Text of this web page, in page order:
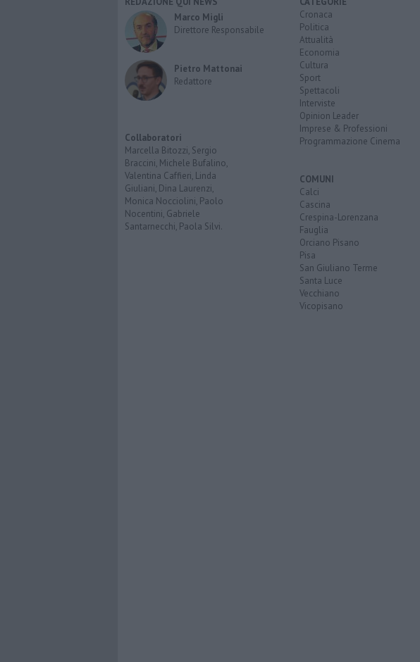
Marco Migli
Direttore Responsabile
Pietro Mattonai
Redattore
Collaboratori
Marcella Bitozzi, Sergio
Braccini, Michele Bufalino,
Valentina Caffieri, Linda
Giuliani, Dina Laurenzi,
Monica Nocciolini, Paolo
Nocentini, Gabriele
Santarnecchi, Paola Silvi.
Cronaca
Politica
Attualità
Economia
Cultura
Sport
Spettacoli
Interviste
Opinion Leader
Imprese & Professioni
Programmazione Cinema
COMUNI
Calci
Cascina
Crespina-Lorenzana
Fauglia
Orciano Pisano
Pisa
San Giuliano Terme
Santa Luce
Vecchiano
Vicopisano